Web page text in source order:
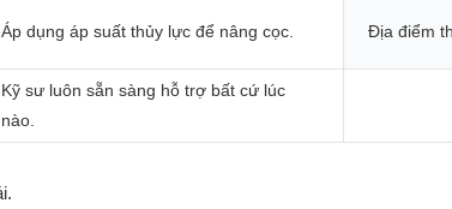
Áp dụng áp suất thủy lực để nâng cọc. Địa điểm
Kỹ sư luôn sẵn sàng hỗ trợ bất cứ lúc
nào.